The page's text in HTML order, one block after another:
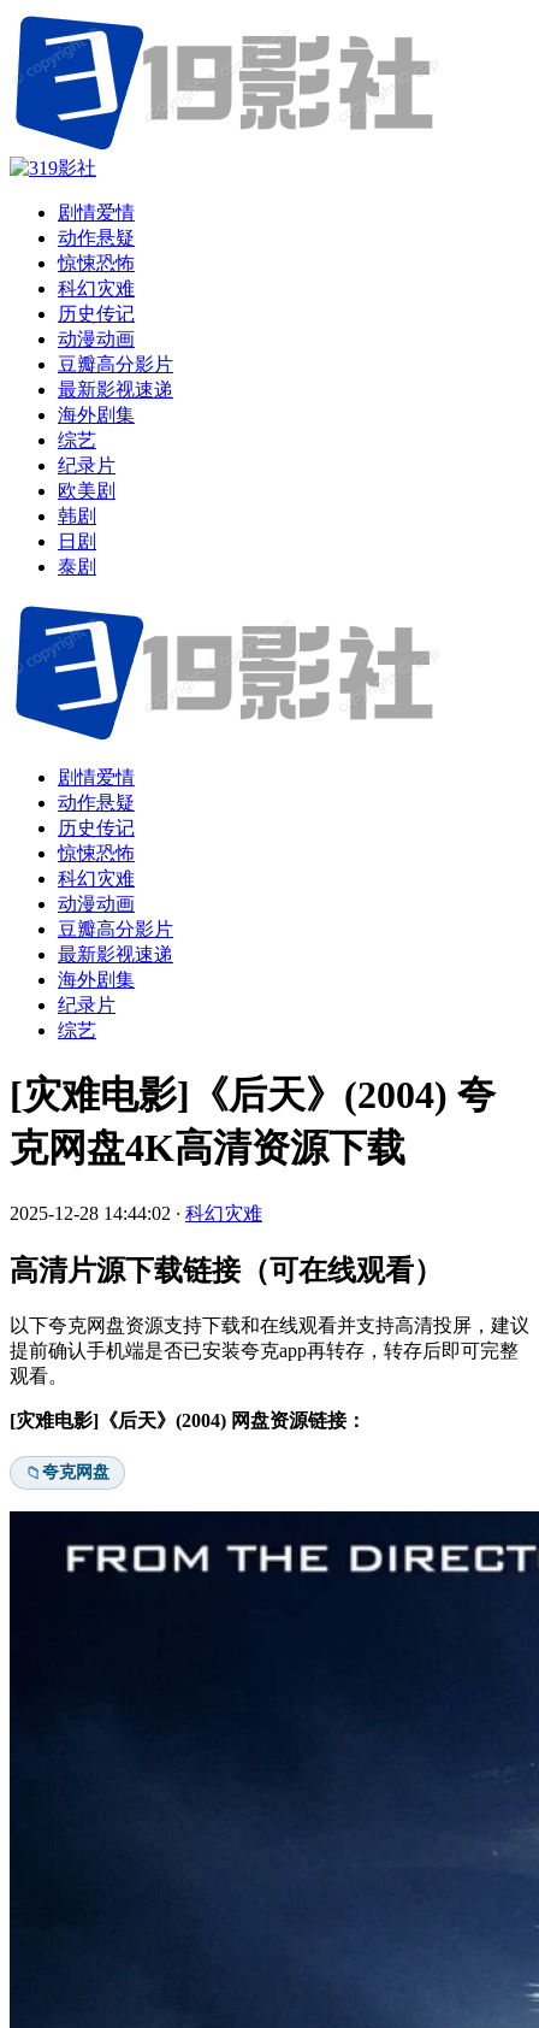
剧情爱情
动作悬疑
惊悚恐怖
科幻灾难
历史传记
动漫动画
豆瓣高分影片
最新影视速递
海外剧集
综艺
纪录片
欧美剧
韩剧
日剧
泰剧
剧情爱情
动作悬疑
历史传记
惊悚恐怖
科幻灾难
动漫动画
豆瓣高分影片
最新影视速递
海外剧集
纪录片
综艺
[灾难电影]《后天》(2004) 夸
克网盘4K高清资源下载
2025-12-28 14:44:02 · 科幻灾难
高清片源下载链接（可在线观看）
以下夸克网盘资源支持下载和在线观看并支持高清投屏，建议
提前确认手机端是否已安装夸克app再转存，转存后即可完整
观看。
[灾难电影]《后天》(2004) 网盘资源链接：
📁夸克网盘